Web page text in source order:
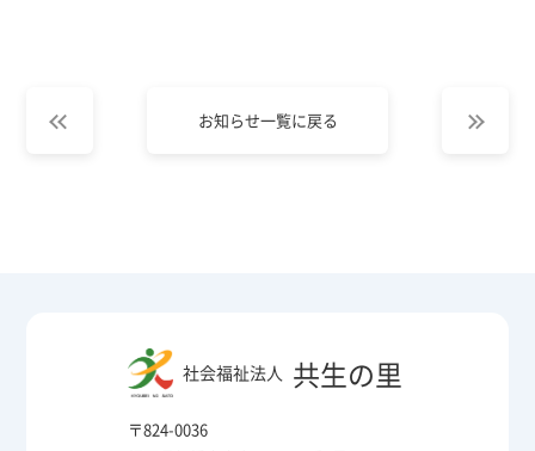
お知らせ一覧に戻る
社会福祉法人 共生の里
〒824-0036